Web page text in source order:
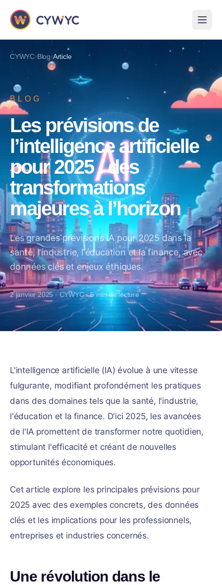
CYWYC›Blog›Article
BLOG
Les prévisions de
l’intelligence artificielle
pour 2025 : des
transformations
majeures à l’horizon
Les grandes prévisions IA pour 2025 dans la
santé, l'industrie, l'éducation et la finance, avec
données clés et enjeux éthiques.
2 janvier 2025 · CYWYC·5min de lecture
L'intelligence artificielle (IA) évolue à une vitesse
fulgurante, modifiant profondément les pratiques
dans des domaines tels que la santé, l'industrie,
l'éducation et la finance. D'ici 2025, les avancées
de l'IA promettent de transformer notre quotidien,
stimulant l'efficacité et créant de nouvelles
opportunités économiques.
Cet article explore les principales prévisions pour
2025 avec des exemples concrets, des données
clés et les implications pour les professionnels,
entreprises et industries concernés.
Une révolution dans le